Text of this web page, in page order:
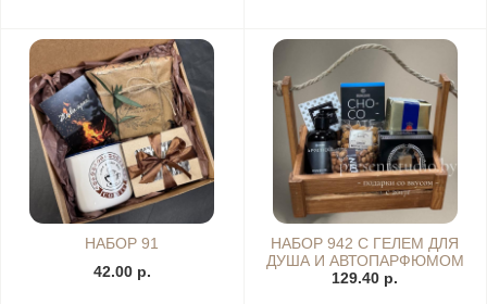
НАБОР 91
42.00 р.
НАБОР 942 С ГЕЛЕМ ДЛЯ
ДУША И АВТОПАРФЮМОМ
129.40 р.